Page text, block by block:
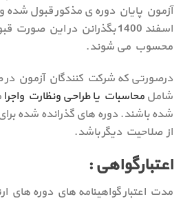
آزمون پایان دوره ی مذکور قبول شده و
محسوب می شوند.
درصورتی که شرکت کنندگان آزمون
شامل محاسبات یا طراحی ونظارت واجرا
شده باشند. دوره های گذرانده شده
از صلاحیت دیگر باشد.
اعتبارگواهی :
مدت اعتبار گواهينامه هاي دوره هاي